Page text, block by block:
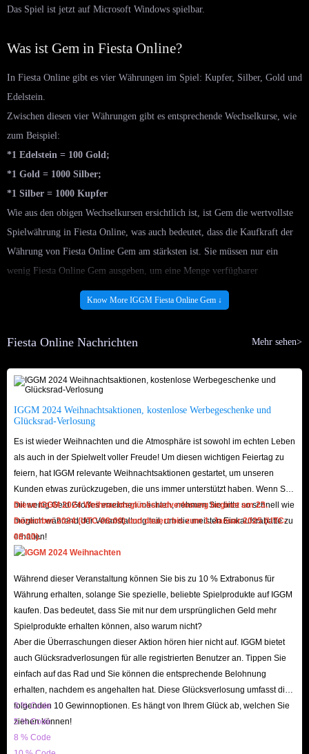
Das Spiel ist jetzt auf Microsoft Windows spielbar.
Was ist Gem in Fiesta Online?
In Fiesta Online gibt es vier Währungen im Spiel: Kupfer, Silber, Gold und
Edelstein.
Zwischen diesen vier Währungen gibt es entsprechende Wechselkurse, wie
zum Beispiel:
*1 Edelstein = 100 Gold;
*1 Gold = 1000 Silber;
*1 Silber = 1000 Kupfer
Wie aus den obigen Wechselkursen ersichtlich ist, ist Gem die wertvollste
Spielwährung in Fiesta Online, was auch bedeutet, dass die Kaufkraft der
Währung von Fiesta Online Gem am stärksten ist. Sie müssen nur ein
wenig Fiesta Online Gem ausgeben, um eine Menge verfügbarer
Ausrüstung oder Verbrauchsmaterialien und so weiter zu kaufen. Der Weg
zum Farmen von Gem besteht hauptsächlich darin, Aufgaben zu erledigen
Kaufen Sie Fiesta Online Gem direkt bei
IGGM.com - Sparen Sie mehr Geld und Zeit
Fiesta Online ist ein Spiel mit Mikrotransaktionsfunktion. Obwohl es im
Spiel eintauschen können, um Ihre verschiedenen Bedürfnisse zu erfüllen,
werden uns diese Preise oder Wechselkurse für lange Zeit unerträglich
machen. Es ist wahr, dass Sie, nachdem Sie genug Fiesta Online Gems
haben, Geschlechtsänderung, Namensänderung, Schönheitsgutschein, Träne
von Legel, Segen von Teva, Exp-Boost und andere Vorteile haben werden,
aber dies sind alles einmalige Nutzungen oder kurze effektive Zeit . Wenn
müssen Sie mehr Fiesta Online Gems ausgeben, um diesen Status quo
aufrechtzuerhalten.
Aber IGGM bietet Ihnen billiges Fiesta Online Gem auf dem aktuellen
Server zum Verkauf an. Sie können hier eine sehr große Menge Fiesta
Juwelentransaktion von Fiesta Online beteiligt war, haben wir eine große
Anzahl von Fans gewonnen, die aufgrund unserer hervorragenden sicheren
Zahlung, unserer einfachen und schnellen Schritte, unserer hervorragenden
Know More IGGM Fiesta Online Gem ↓
Fiesta Online Nachrichten Mehr sehen>
IGGM 2024 Weihnachtsaktionen, kostenlose Werbegeschenke und
Glücksrad-Verlosung
Es ist wieder Weihnachten und die Atmosphäre ist sowohl im echten Leben
als auch in der Spielwelt voller Freude! Um diesen wichtigen Feiertag zu
feiern, hat IGGM relevante Weihnachtsaktionen gestartet, um unseren
Kunden etwas zurückzugeben, die uns immer unterstützt haben. Wenn Sie
mit wenig Geld Großes erreichen möchten, nehmen Sie bitte so schnell wie
möglich während der Veranstaltung teil, um die meisten Einkaufsrabatte zu
erhalten!
Diese IGGM 2024 Weihnachtsglücksradverlosung beginnt am 23.
Dezember 2024 (UTC-08:00) und dauert bis zum 1. Januar 2025 (UTC-
08:00).
Während dieser Veranstaltung können Sie bis zu 10 % Extrabonus für
Währung erhalten, solange Sie spezielle, beliebte Spielprodukte auf IGGM
kaufen. Das bedeutet, dass Sie mit nur dem ursprünglichen Geld mehr
Spielprodukte erhalten können, also warum nicht?
Aber die Überraschungen dieser Aktion hören hier nicht auf. IGGM bietet
auch Glücksradverlosungen für alle registrierten Benutzer an. Tippen Sie
einfach auf das Rad und Sie können die entsprechende Belohnung
erhalten, nachdem es angehalten hat. Diese Glücksverlosung umfasst die
folgenden 10 Gewinnoptionen. Es hängt von Ihrem Glück ab, welchen Sie
ziehen können!
3 % Code
5 % Code
8 % Code